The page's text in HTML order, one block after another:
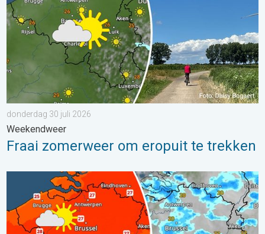
donderdag 30 juli 2026
Weekendweer
Fraai zomerweer om eropuit te trekken
Zomerse zaterdag, buiige zondag. Weekendweer. . . vrijdag